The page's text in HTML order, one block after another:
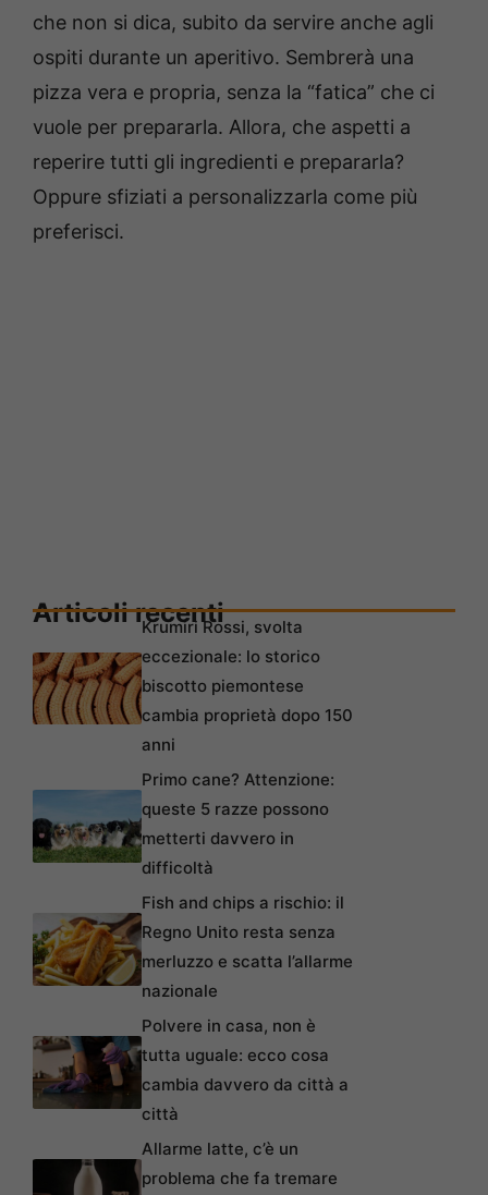
che non si dica, subito da servire anche agli
ospiti durante un aperitivo. Sembrerà una
pizza vera e propria, senza la “fatica” che ci
vuole per prepararla. Allora, che aspetti a
reperire tutti gli ingredienti e prepararla?
Oppure sfiziati a personalizzarla come più
preferisci.
Articoli recentiKrumiri Rossi, svolta
eccezionale: lo storico
biscotto piemontese
cambia proprietà dopo 150
anni
Primo cane? Attenzione:
queste 5 razze possono
metterti davvero in
difficoltà
Fish and chips a rischio: il
Regno Unito resta senza
merluzzo e scatta l’allarme
nazionale
Polvere in casa, non è
tutta uguale: ecco cosa
cambia davvero da città a
città
Allarme latte, c’è un
problema che fa tremare